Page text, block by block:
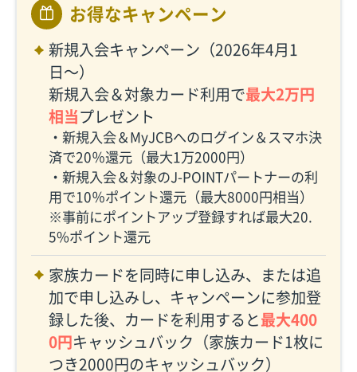
お得なキャンペーン
新規入会キャンペーン（2026年4月1
日〜）
新規入会＆対象カード利用で最大2万円
相当プレゼント
・新規入会＆MyJCBへのログイン＆スマホ決
済で20％還元（最大1万2000円）
・新規入会＆対象のJ-POINTパートナーの利
用で10％ポイント還元（最大8000円相当）
※事前にポイントアップ登録すれば最大20.
5%ポイント還元
家族カードを同時に申し込み、または追
加で申し込みし、キャンペーンに参加登
録した後、カードを利用すると最大400
0円キャッシュバック（家族カード1枚に
つき2000円のキャッシュバック）